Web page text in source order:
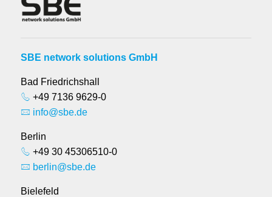
SBE network solutions GmbH
Bad Friedrichshall
+49 7136 9629-0
info@sbe.de
Berlin
+49 30 45306510-0
berlin@sbe.de
Bielefeld